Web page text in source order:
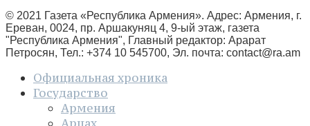
© 2021 Газета «Республика Армения». Адрес: Армения, г.
Ереван, 0024, пр. Аршакуняц 4, 9-ый этаж, газета
"Республика Армения", Главный редактор: Арарат
Петросян, Тел.: +374 10 545700, Эл. почта: contact@ra.am
Официальная хроника
Государство
Армения